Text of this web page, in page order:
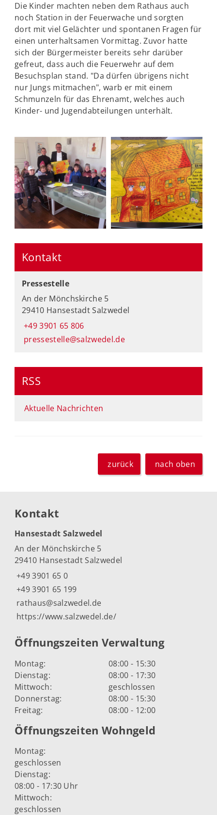
Die Kinder machten neben dem Rathaus auch
noch Station in der Feuerwache und sorgten
dort mit viel Gelächter und spontanen Fragen für
einen unterhaltsamen Vormittag. Zuvor hatte
sich der Bürgermeister bereits sehr darüber
gefreut, dass auch die Feuerwehr auf dem
Besuchsplan stand. "Da dürfen übrigens nicht
nur Jungs mitmachen", warb er mit einem
Schmunzeln für das Ehrenamt, welches auch
Kinder- und Jugendabteilungen unterhält.
Kontakt
Pressestelle
An der Mönchskirche 5
29410 Hansestadt Salzwedel
+49 3901 65 806
pressestelle@salzwedel.de
RSS
Aktuelle Nachrichten
zurück nach oben
Kontakt
Hansestadt Salzwedel
An der Mönchskirche 5
29410 Hansestadt Salzwedel
+49 3901 65 0
+49 3901 65 199
rathaus@salzwedel.de
https://www.salzwedel.de/
Öffnungszeiten Verwaltung
Montag:
08:00 - 15:30
Dienstag:
08:00 - 17:30
Mittwoch:
geschlossen
Donnerstag:
08:00 - 15:30
Freitag:
08:00 - 12:00
Öffnungszeiten Wohngeld
Montag:
geschlossen
Dienstag:
08:00 - 17:30 Uhr
Mittwoch:
geschlossen